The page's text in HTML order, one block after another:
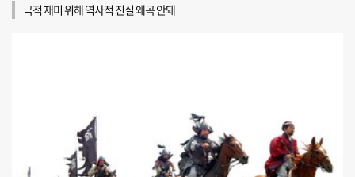
극적 재미 위해 역사적 진실 왜곡 안돼